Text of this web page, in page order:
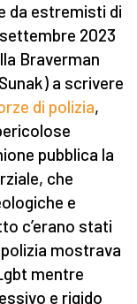
da estremisti di
2023
Braverman
a scrivere
di polizia,
pubblica la
che
e
c’erano stati
mostrava
mentre
e rigido